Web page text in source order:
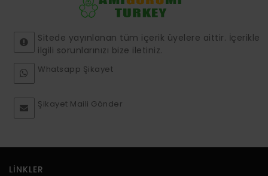
Sitede yayınlanan tüm içerik üyelere aittir. İçerikle
ilgili sorunlarınızı bize iletiniz.
Whatsapp Şikayet
Şikayet Maili Gönder
LINKLER